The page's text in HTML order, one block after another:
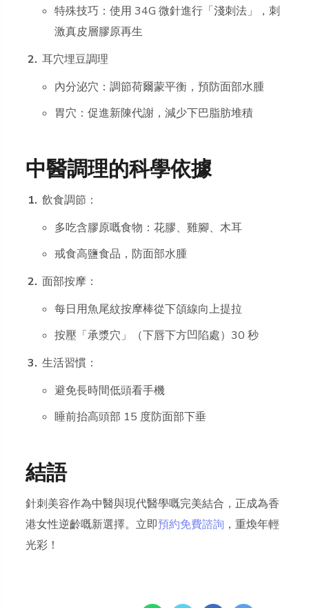
特殊技巧：使用 34G 微針進行「淺刺法」，刺
激真皮層膠原再生
耳穴埋豆調理
內分泌穴：調節荷爾蒙平衡，預防面部水腫
胃穴：促進新陳代謝，減少下巴脂肪堆積
中醫調理的科學依據
飲食調節：
多吃含膠原嘅食物：花膠、雞腳、木耳
戒食高鹽食品，防面部水腫
面部按摩：
每日用魚尾紋按摩棒從下頜線向上提拉
按壓「承漿穴」（下唇下方凹陷處）30 秒
生活習慣：
避免長時間低頭看手機
睡前抬高頭部 15 度防面部下垂
結語
針刺美容作為中醫與現代醫學嘅完美結合，正成為香
港女性逆齡嘅新選擇。立即預約免費諮詢 ，重煥年輕
光彩！